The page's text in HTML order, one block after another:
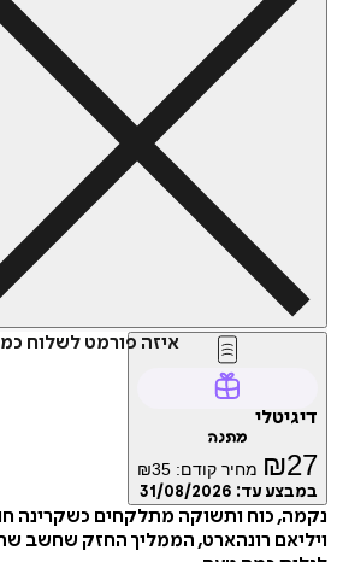
איזה פורמט לשלוח כמתנה?
₪ מחיר קודם: ₪35
עד:31/08/2026
כוח ותשוקה מתלקחים כשקרינה חוזרת
רונהארט, הממליך החזק שחשב שהכניע